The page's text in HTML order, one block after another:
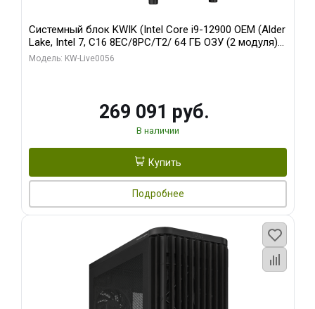
Системный блок KWIK (Intel Core i9-12900 OEM (Alder
Lake, Intel 7, C16 8EC/8PC/T2/ 64 ГБ ОЗУ (2 модуля)/
Palit RTX5080 INFINITY 3 OC 16GB GDDR7 256bit 3xDP
Модель: KW-Live0056
269 091 руб.
В наличии
Купить
Подробнее